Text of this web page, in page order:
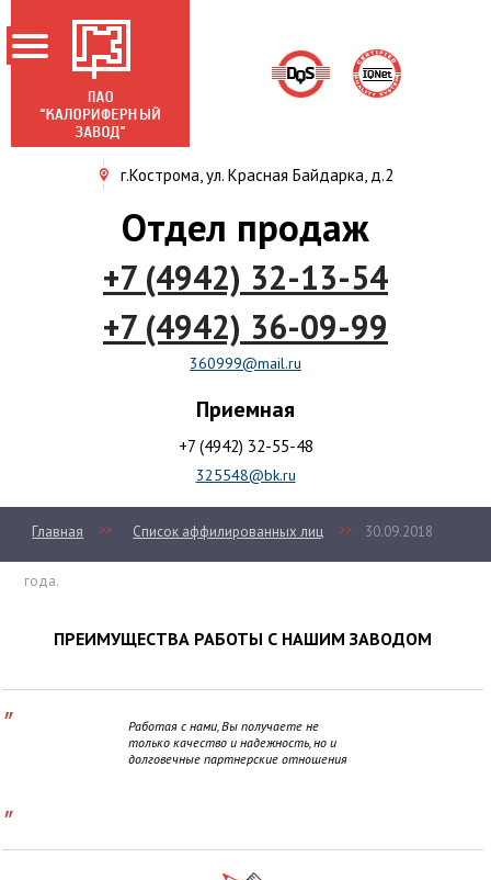
г.Кострома, ул. Красная Байдарка, д.2
Отдел продаж
+7 (4942) 32-13-54
+7 (4942) 36-09-99
360999@mail.ru
Приемная
+7 (4942) 32-55-48
325548@bk.ru
Главная >> Список аффилированных лиц >> 30.09.2018
года.
ГЛАВНАЯ
О ЗАВОДЕ
НОВОСТИ
ПРОДУКЦИЯ
ПРЕИМУЩЕСТВА РАБОТЫ С НАШИМ ЗАВОДОМ
"
Работая с нами, Вы получаете не
только качество и надежность, но и
долговечные партнерские отношения
"